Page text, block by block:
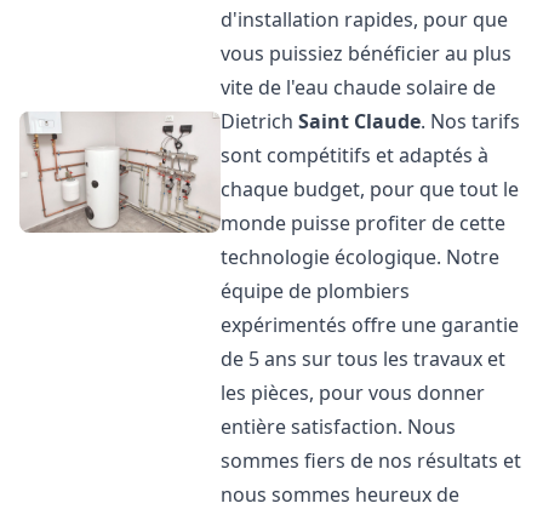
d'installation rapides, pour que
vous puissiez bénéficier au plus
vite de l'eau chaude solaire de
DietrichSaint Claude. Nos tarifs
sont compétitifs et adaptés à
chaque budget, pour que tout le
monde puisse profiter de cette
technologie écologique. Notre
équipe de plombiers
expérimentés offre une garantie
de 5 ans sur tous les travaux et
les pièces, pour vous donner
entière satisfaction. Nous
sommes fiers de nos résultats et
nous sommes heureux de